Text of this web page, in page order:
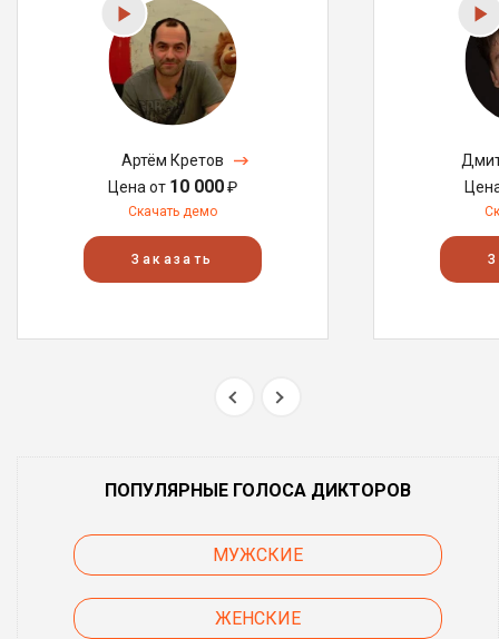
Артём Кретов
Цена от 10 000₽
Скачать демо
Заказать
ПОПУЛЯРНЫЕ ГОЛОСА ДИКТОРОВ
МУЖСКИЕ
ЖЕНСКИЕ